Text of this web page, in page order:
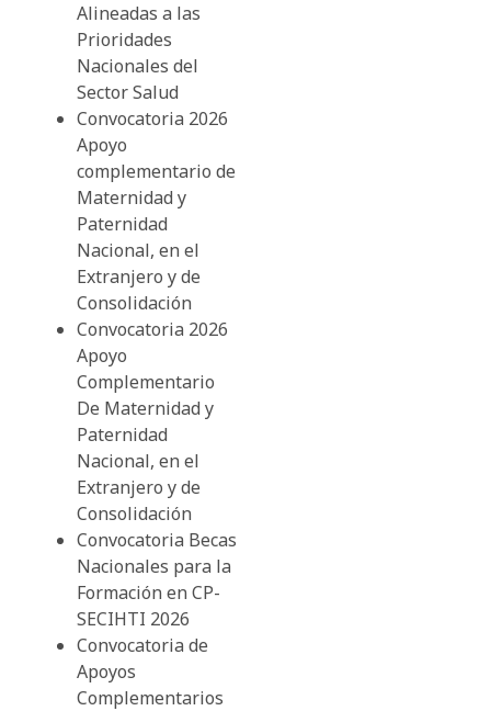
Alineadas a las
Prioridades
Nacionales del
Sector Salud
Convocatoria 2026
Apoyo
complementario de
Maternidad y
Paternidad
Nacional, en el
Extranjero y de
Consolidación
Convocatoria 2026
Apoyo
Complementario
De Maternidad y
Paternidad
Nacional, en el
Extranjero y de
Consolidación
Convocatoria Becas
Nacionales para la
Formación en CP-
SECIHTI 2026
Convocatoria de
Apoyos
Complementarios